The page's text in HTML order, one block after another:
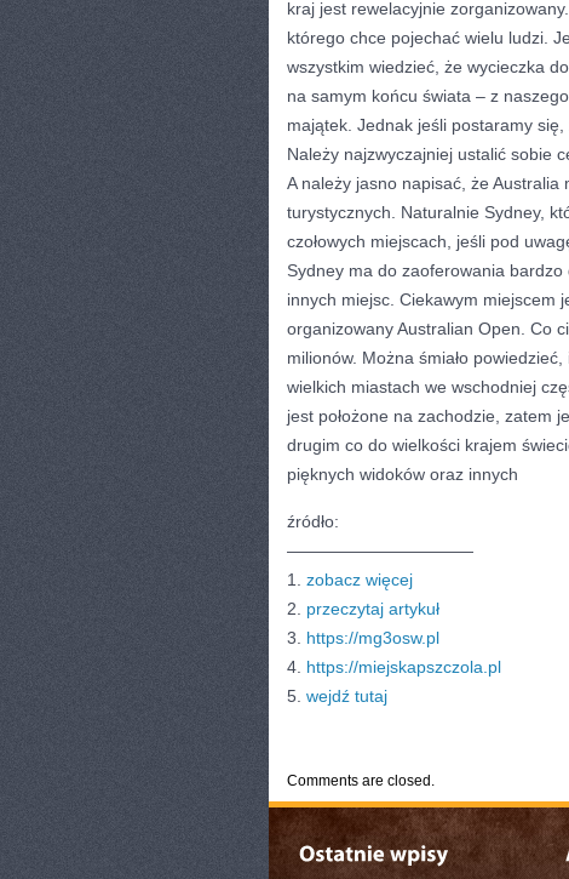
kraj jest rewelacyjnie
którego chce pojechać wielu ludzi.
wszystkim wiedzieć, że wycieczka
na samym końcu świata – z
majątek. Jednak jeśli postaramy
Należy najzwyczajniej ustalić sobie
A należy jasno napisać, że
turystycznych. Naturalnie Sydney,
czołowych miejscach, jeśli pod
Sydney ma do zaoferowania
innych miejsc. Ciekawym miejscem
organizowany Australian Open. Co
milionów. Można śmiało
wielkich miastach we wschodniej
jest położone na zachodzie, zatem
drugim co do wielkości krajem
pięknych widoków oraz innych
źródło:
———————————
1. zobacz więcej
2. przeczytaj artykuł
3. https://mg3osw.pl
4. https://miejskapszczola.pl
5. wejdź tutaj
Comments are closed.